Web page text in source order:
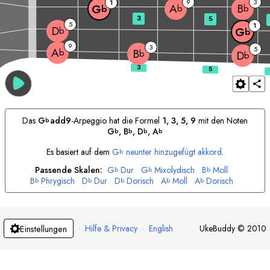
Ab 9
Bb 3
Db 5
Db 5
Gb 1
Gb 1 Ab Bb
3 5
Das Gbadd9-Arpeggio hat die Formel 1, 3, 5, 9 mit den Noten
Gb, Bb, Db, Ab
Es basiert auf dem Gb neunter hinzugefügt akkord.
Passende Skalen: Gb Dur Gb Mixolydisch Bb Moll
Bb Phrygisch Db Dur Db Dorisch Ab Moll Ab Dorisch
Einstellungen · Hilfe & Privacy · English UkeBuddy © 2010